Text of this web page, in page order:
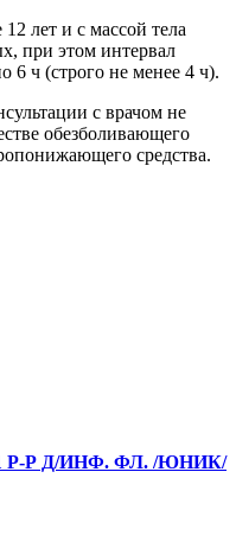
лет и с массой тела
при этом интервал
6 ч (строго не менее 4 ч).
с врачом не
обезболивающего
средства.
Р-Р Д/ИНФ. ФЛ. /ЮНИК/